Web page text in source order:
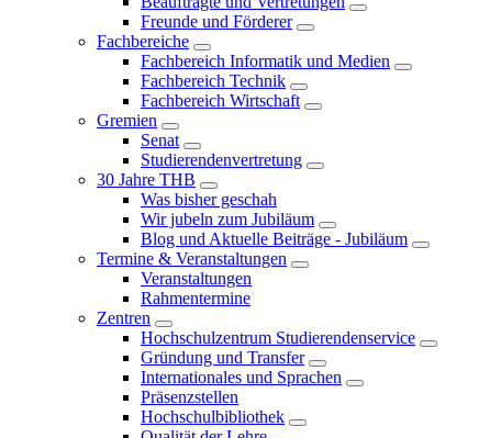
Freunde und Förderer
Fachbereiche
Fachbereich Informatik und Medien
Fachbereich Technik
Fachbereich Wirtschaft
Gremien
Senat
Studierendenvertretung
30 Jahre THB
Was bisher geschah
Wir jubeln zum Jubiläum
Blog und Aktuelle Beiträge - Jubiläum
Termine & Veranstaltungen
Veranstaltungen
Rahmentermine
Zentren
Hochschulzentrum Studierendenservice
Gründung und Transfer
Internationales und Sprachen
Präsenzstellen
Hochschulbibliothek